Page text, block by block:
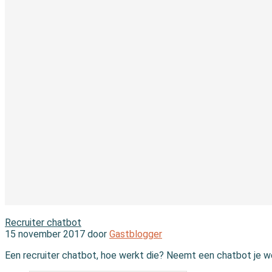
Recruiter chatbot
15 november 2017 door Gastblogger
Een recruiter chatbot, hoe werkt die? Neemt een chatbot je